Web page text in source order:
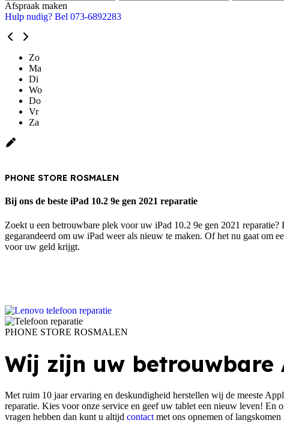
Afspraak maken
Hulp nudig? Bel 073-6892283
Zo
Ma
Di
Wo
Do
Vr
Za
PHONE STORE ROSMALEN
Bij ons de beste iPad 10.2 9e gen 2021 reparatie
Zoekt u een betrouwbare plek voor uw iPad 10.2 9e gen 2021
gegarandeerd om uw iPad weer als nieuw te maken. Of het nu gaat om
voor uw geld krijgt.
PHONE STORE ROSMALEN
Wij zijn uw betrouwbare
Met ruim 10 jaar ervaring en deskundigheid herstellen wij de meeste
reparatie. Kies voor onze service en geef uw tablet een nieuw leven!
vragen hebben dan kunt u altijd contact met ons opnemen of